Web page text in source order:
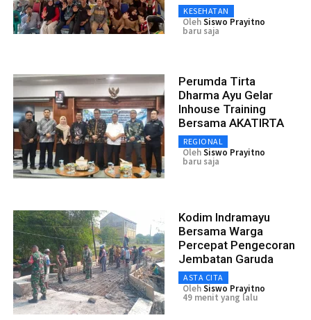
KESEHATAN
OlehSiswo Prayitno
baru saja
Perumda Tirta
Dharma Ayu Gelar
Inhouse Training
Bersama AKATIRTA
REGIONAL
OlehSiswo Prayitno
baru saja
Kodim Indramayu
Bersama Warga
Percepat Pengecoran
Jembatan Garuda
ASTA CITA
OlehSiswo Prayitno
49 menit yang lalu